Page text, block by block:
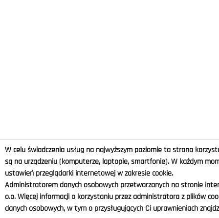
W celu świadczenia usług na najwyższym poziomie ta strona
są na urządzeniu (komputerze, laptopie, smartfonie). W każdym
ustawień przeglądarki internetowej w zakresie cookie.
Administratorem danych osobowych przetwarzanych na stronie
o.o. Więcej informacji o korzystaniu przez administratora z plików
danych osobowych, w tym o przysługujących Ci uprawnieniach